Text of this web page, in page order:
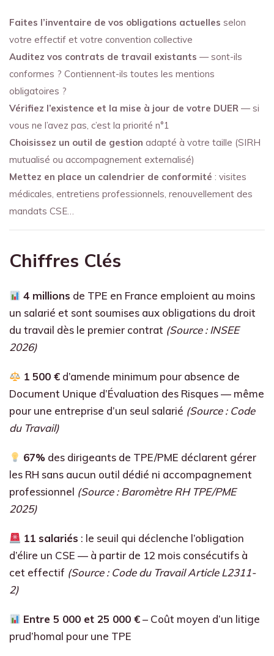
Faites l’inventaire de vos obligations actuelles selon
votre effectif et votre convention collective
Auditez vos contrats de travail existants — sont-ils
conformes ? Contiennent-ils toutes les mentions
obligatoires ?
Vérifiez l’existence et la mise à jour de votre DUER — si
vous ne l’avez pas, c’est la priorité n°1
Choisissez un outil de gestion adapté à votre taille (SIRH
mutualisé ou accompagnement externalisé)
Mettez en place un calendrier de conformité : visites
médicales, entretiens professionnels, renouvellement des
mandats CSE…
Chiffres Clés
4 millions de TPE en France emploient au moins
un salarié et sont soumises aux obligations du droit
du travail dès le premier contrat (Source : INSEE
2026)
1 500 € d’amende minimum pour absence de
Document Unique d’Évaluation des Risques — même
pour une entreprise d’un seul salarié (Source : Code
du Travail)
67% des dirigeants de TPE/PME déclarent gérer
les RH sans aucun outil dédié ni accompagnement
professionnel (Source : Baromètre RH TPE/PME
2025)
11 salariés : le seuil qui déclenche l’obligation
d’élire un CSE — à partir de 12 mois consécutifs à
cet effectif (Source : Code du Travail Article L2311-
2)
Entre 5 000 et 25 000 €– Coût moyen d’un litige
prud’homal pour une TPE